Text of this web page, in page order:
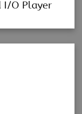
I/O Player